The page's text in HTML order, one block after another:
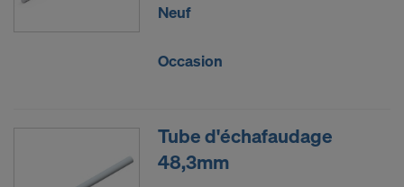
Neuf
Occasion
Tube d'échafaudage
48,3mm